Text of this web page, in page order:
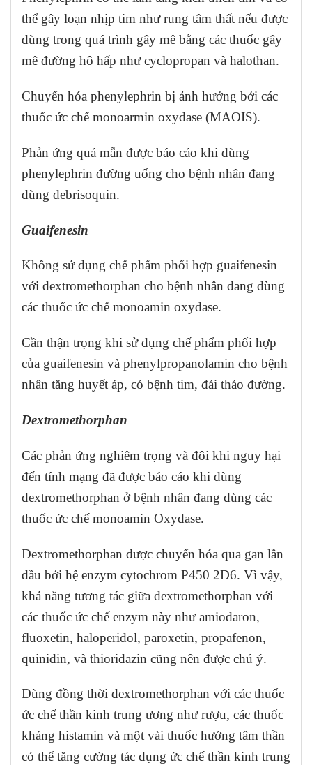
thể gây loạn nhịp tim như rung tâm thất nếu được
dùng trong quá trình gây mê bằng các thuốc gây
mê đường hô hấp như cyclopropan và halothan.
Chuyển hóa phenylephrin bị ảnh hưởng bởi các
thuốc ức chế monoarmin oxydase (MAOIS).
Phản ứng quá mẫn được báo cáo khi dùng
phenylephrin đường uống cho bệnh nhân đang
dùng debrisoquin.
Guaifenesin
Không sử dụng chế phẩm phối hợp guaifenesin
với dextromethorphan cho bệnh nhân đang dùng
các thuốc ức chế monoamin oxydase.
Cần thận trọng khi sử dụng chế phẩm phối hợp
của guaifenesin và phenylpropanolamin cho bệnh
nhân tăng huyết áp, có bệnh tim, đái tháo đường.
Dextromethorphan
Các phản ứng nghiêm trọng và đôi khi nguy hại
đến tính mạng đã được báo cáo khi dùng
dextromethorphan ở bệnh nhân đang dùng các
thuốc ức chế monoamin Oxydase.
Dextromethorphan được chuyển hóa qua gan lần
đầu bởi hệ enzym cytochrom P450 2D6. Vì vậy,
khả năng tương tác giữa dextromethorphan với
các thuốc ức chế enzym này như amiodaron,
fluoxetin, haloperidol, paroxetin, propafenon,
quinidin, và thioridazin cũng nên được chú ý.
Dùng đồng thời dextromethorphan với các thuốc
ức chế thần kinh trung ương như rượu, các thuốc
kháng histamin và một vài thuốc hướng tâm thần
có thể tăng cường tác dụng ức chế thần kinh trung